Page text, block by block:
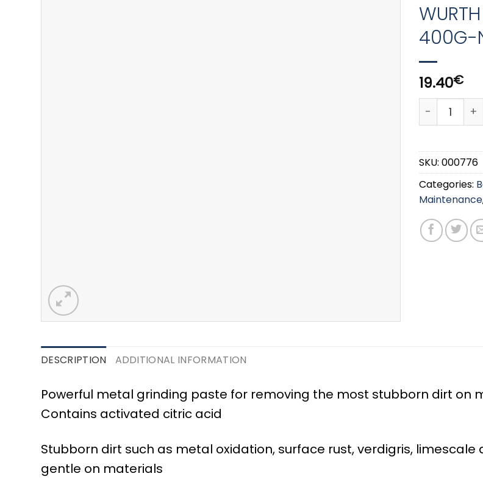
400G-
19.40€
WURTH
SKU: 000776
Categories:
Maintenance
DESCRIPTION ADDITIONAL INFORMATION
Powerful metal grinding paste for removing the most stubborn dirt on
Contains activated citric acid
Stubborn dirt such as metal oxidation, surface rust, verdigris,
gentle on materials